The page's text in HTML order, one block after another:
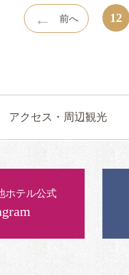
← 前へ 12
アクセス・周辺観光
ホテル公式